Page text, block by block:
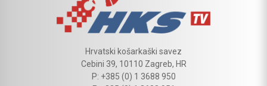
Hrvatski košarkaški savez
Cebini 39, 10110 Zagreb, HR
P: +385 (0) 1 3688 950